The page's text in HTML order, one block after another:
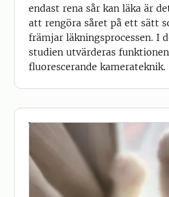
endast rena sår kan läka är
att rengöra såret på ett sätt
främjar läkningsprocessen. I
studien utvärderas
fluorescerande kamerateknik.